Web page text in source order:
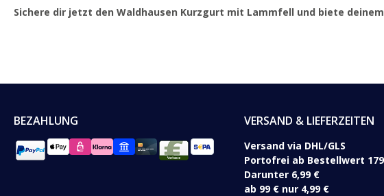
Sichere dir jetzt den Waldhausen Kurzgurt mit Lammfell und biete
BEZAHLUNG VERSAND & LIEFERZEITEN
Versand via DHL/GLS ​
Portofrei ab Bestellwert
Darunter 6,99 €
ab 99 € nur 4,99 €